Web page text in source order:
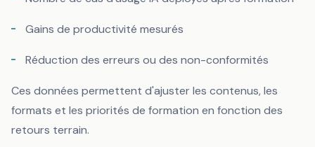
Gains de productivité mesurés
Réduction des erreurs ou des non-conformités
Ces données permettent d'ajuster les contenus, les
formats et les priorités de formation en fonction des
retours terrain.